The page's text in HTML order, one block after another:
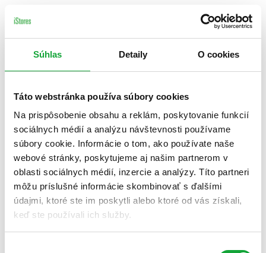
Súhlas Detaily O cookies
Táto webstránka používa súbory cookies
Na prispôsobenie obsahu a reklám, poskytovanie funkcií
sociálnych médií a analýzu návštevnosti používame
súbory cookie. Informácie o tom, ako používate naše
webové stránky, poskytujeme aj našim partnerom v
oblasti sociálnych médií, inzercie a analýzy. Títo partneri
môžu príslušné informácie skombinovať s ďalšími
údajmi, ktoré ste im poskytli alebo ktoré od vás získali,
keď ste používali ich služby.